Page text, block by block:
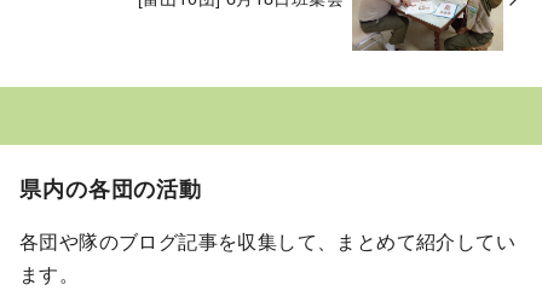
県内の各団の活動
各団や隊のブログ記事を収集して、まとめて紹介してい
ます。